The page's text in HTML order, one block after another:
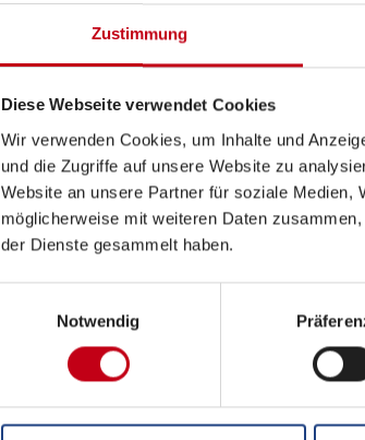
Zustimmung
Diese Webseite verwendet Cookies
Wir verwenden Cookies, um Inhalte und
und die Zugriffe auf unsere Website zu
Website an unsere Partner für soziale Medien,
möglicherweise mit weiteren Daten
der Dienste gesammelt haben.
Notwendig